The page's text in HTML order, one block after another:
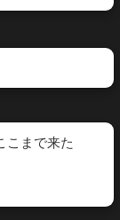
こまで来た